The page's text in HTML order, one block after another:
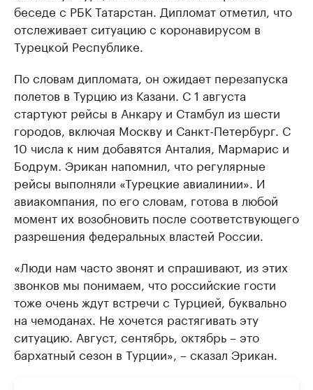
беседе с РБК Татарстан. Дипломат отметил, что
отслеживает ситуацию с коронавирусом в
Турецкой Республике.
По словам дипломата, он ожидает перезапуска
полетов в Турцию из Казани. С 1 августа
стартуют рейсы в Анкару и Стамбул из шести
городов, включая Москву и Санкт-Петербург. С
10 числа к ним добавятся Анталия, Мармарис и
Бодрум. Эрикан напомнил, что регулярные
рейсы выполняли «Турецкие авиалинии». И
авиакомпания, по его словам, готова в любой
момент их возобновить после соответствующего
разрешения федеральных властей России.
«Люди нам часто звонят и спрашивают, из этих
звонков мы понимаем, что российские гости
тоже очень ждут встречи с Турцией, буквально
на чемоданах. Не хочется растягивать эту
ситуацию. Август, сентябрь, октябрь – это
бархатный сезон в Турции», – сказал Эрикан.